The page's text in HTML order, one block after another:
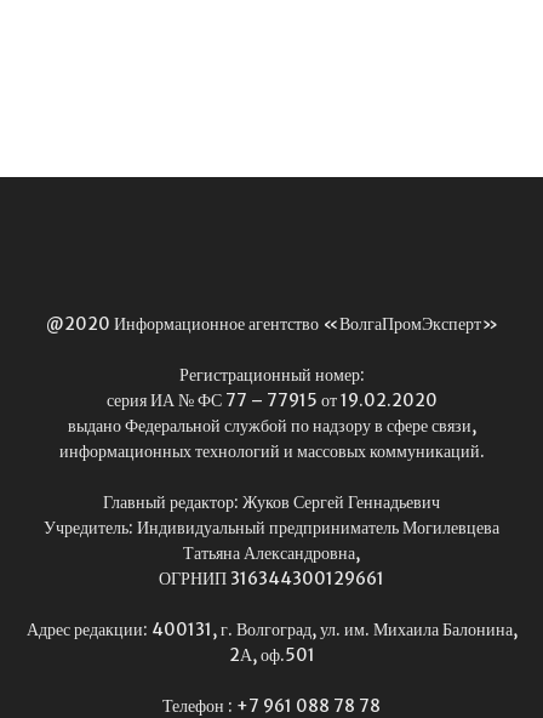
@2020 Информационное агентство «ВолгаПромЭксперт»
Регистрационный номер:
серия ИА № ФС 77 – 77915 от 19.02.2020
выдано Федеральной службой по надзору в сфере связи,
информационных технологий и массовых коммуникаций.
Главный редактор: Жуков Сергей Геннадьевич
Учредитель: Индивидуальный предприниматель Могилевцева
Татьяна Александровна,
ОГРНИП 316344300129661
Адрес редакции: 400131, г. Волгоград, ул. им. Михаила Балонина,
2А, оф.501
Телефон : +7 961 088 78 78